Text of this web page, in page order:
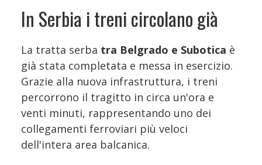
In Serbia i treni circolano già
La tratta serba tra Belgrado e Subotica è
già stata completata e messa in esercizio.
Grazie alla nuova infrastruttura, i treni
percorrono il tragitto in circa un'ora e
venti minuti, rappresentando uno dei
collegamenti ferroviari più veloci
dell'intera area balcanica.